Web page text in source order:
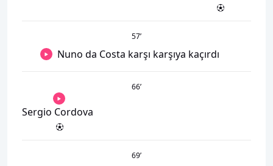
57’
Nuno da Costa karşı karşıya kaçırdı
66’
Sergio Cordova
69’